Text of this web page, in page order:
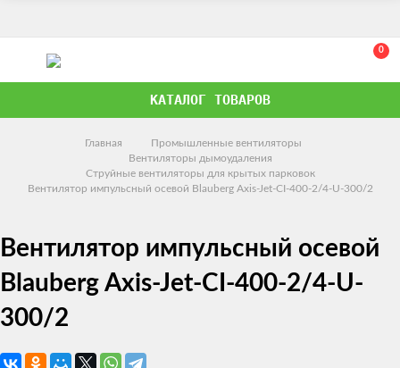
0
КАТАЛОГ ТОВАРОВ
Главная
Промышленные вентиляторы
Вентиляторы дымоудаления
Струйные вентиляторы для крытых парковок
Вентилятор импульсный осевой Blauberg Axis-Jet-CI-400-2/4-U-300/2
Вентилятор импульсный осевой
Blauberg Axis-Jet-CI-400-2/4-U-
300/2